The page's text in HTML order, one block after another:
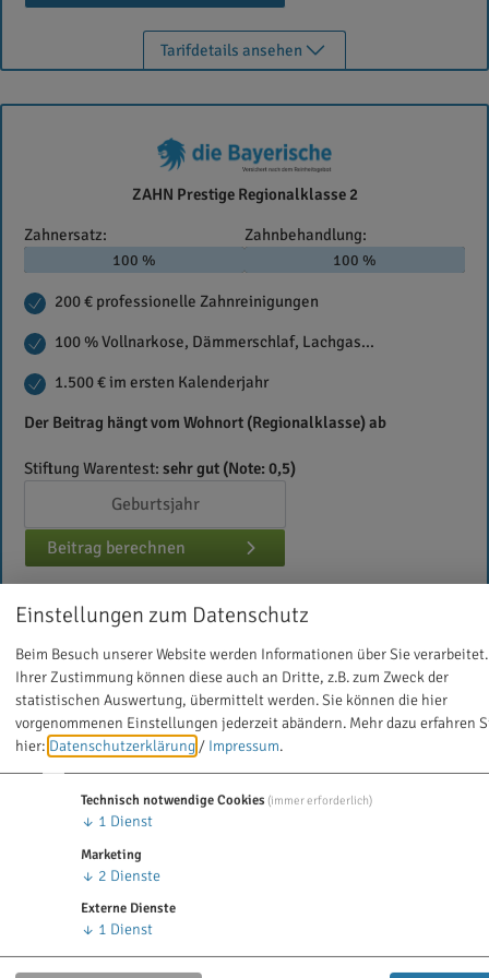
Tarifdetails ansehen
Die
ZAHN Prestige Regionalklasse 2
Zahnersatz:
100 %
Zahnbehandlung:
100 %
200 € professionelle Zahnreinigungen
100 % Vollnarkose, Dämmerschlaf, Lachgas...
1.500 € im ersten Kalenderjahr
Der Beitrag hängt vom Wohnort (Regionalklasse) ab
Stiftung Warentest: sehr gut (Note: 0,5)
Beitrag berechnen
Tarifdetails ansehen
Natürlich muss sich ein Versicherter mit der Bayerischen 100 %
Zahnzusatzversicherung keine Gedanken über die
Finanzierbarkeit der Zahnarztbehandlungen machen. Doch dieser
umfassende Schutz der Zähne ist auch kostspieliger.
Einstellungen zum Datenschutz
Beim Besuch unserer Website werden Informationen über Sie
Ihrer Zustimmung können diese auch an Dritte, z.B. zum Zweck der
statistischen Auswertung, übermittelt werden. Sie können die hier
vorgenommenen Einstellungen jederzeit abändern. Mehr dazu erfahren
hier: Datenschutzerklärung / Impressum.
Technisch notwendige Cookies (immer erforderlich)
↓ 1 Dienst
Marketing
↓ 2 Dienste
Externe Dienste
↓ 1 Dienst